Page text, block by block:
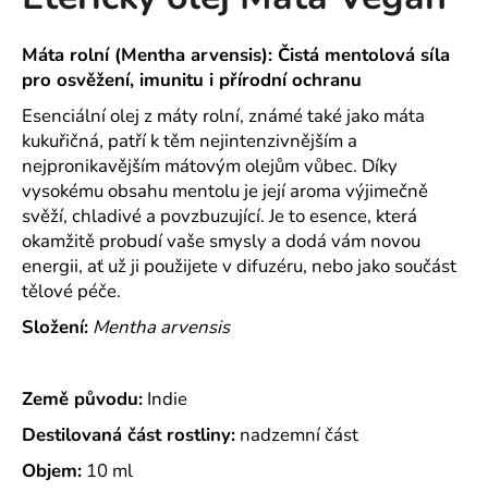
z
5
hvězdiček.
Máta rolní (Mentha arvensis): Čistá mentolová síla
pro osvěžení, imunitu i přírodní ochranu
Esenciální olej z máty rolní, známé také jako máta
kukuřičná, patří k těm nejintenzivnějším a
nejpronikavějším mátovým olejům vůbec. Díky
vysokému obsahu mentolu je její aroma výjimečně
svěží, chladivé a povzbuzující. Je to esence, která
okamžitě probudí vaše smysly a dodá vám novou
energii, ať už ji použijete v difuzéru, nebo jako součást
tělové péče.
Složení: Mentha arvensis
Země původu: Indie
Destilovaná část rostliny: nadzemní část
Objem: 10 ml
j
í
t
?
HLEDAT
p
r
u